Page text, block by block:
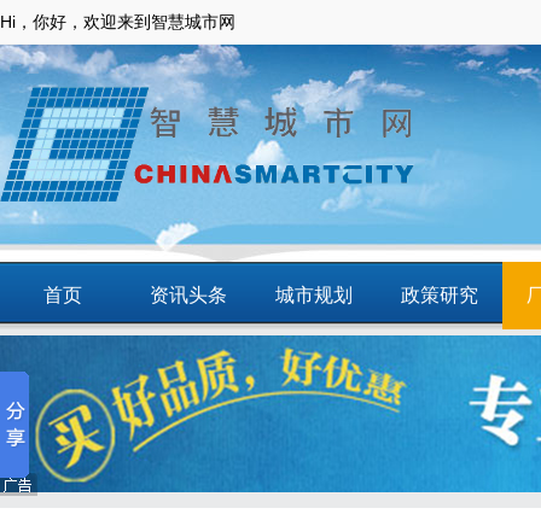
Hi，你好，欢迎来到智慧城市网
首页 资讯头条 城市规划 政策研究
智慧应用 商圈